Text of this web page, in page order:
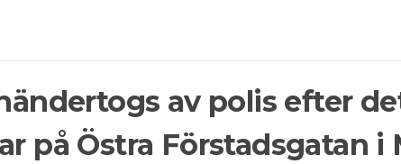
av polis efter
på Östra Förstadsgatan i